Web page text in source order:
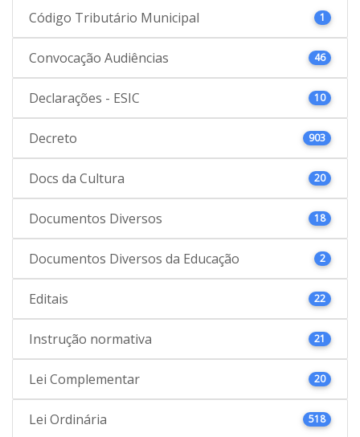
Código Tributário Municipal 1
Convocação Audiências 46
Declarações - ESIC 10
Decreto 903
Docs da Cultura 20
Documentos Diversos 18
Documentos Diversos da Educação 2
Editais 22
Instrução normativa 21
Lei Complementar 20
Lei Ordinária 518